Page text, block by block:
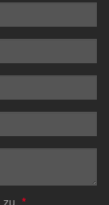
zu. *